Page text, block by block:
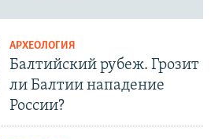
АРХЕОЛОГИЯ
Балтийский рубеж. Грозит
ли Балтии нападение
России?